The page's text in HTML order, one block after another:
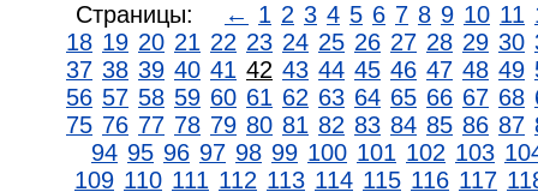
Страницы: ← 1 2 3 4 5 6 7 8 9 10 11
18 19 20 21 22 23 24 25 26 27 28 29 30
37 38 39 40 41 42 43 44 45 46 47 48 49
56 57 58 59 60 61 62 63 64 65 66 67 68
75 76 77 78 79 80 81 82 83 84 85 86 87
94 95 96 97 98 99 100 101 102 103
109 110 111 112 113 114 115 116 117